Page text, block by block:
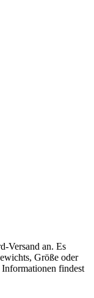
Versand an. Es
Größe oder
Informationen findest